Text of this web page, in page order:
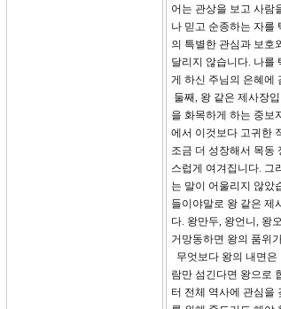
어는 관상을 보고 사람
나 믿고 순종하는 자를
의 특별한 관심과 보호
달리지 않습니다. 나를
게 하신 주님의 은혜에
둘째, 왕 같은 제사장
을 화목하게 하는 중보
에서 이것보다 고귀한
조금 더 성장해서 목동
스럽게 여겨집니다. 그
는 말이 어울리지 않았
들이야말로 왕 같은 제
다. 왕만두, 왕언니, 왕
거망동하면 왕의 품위
무엇보다 왕의 내면
람만 섬긴다면 왕으로
터 전체 역사에 관심을